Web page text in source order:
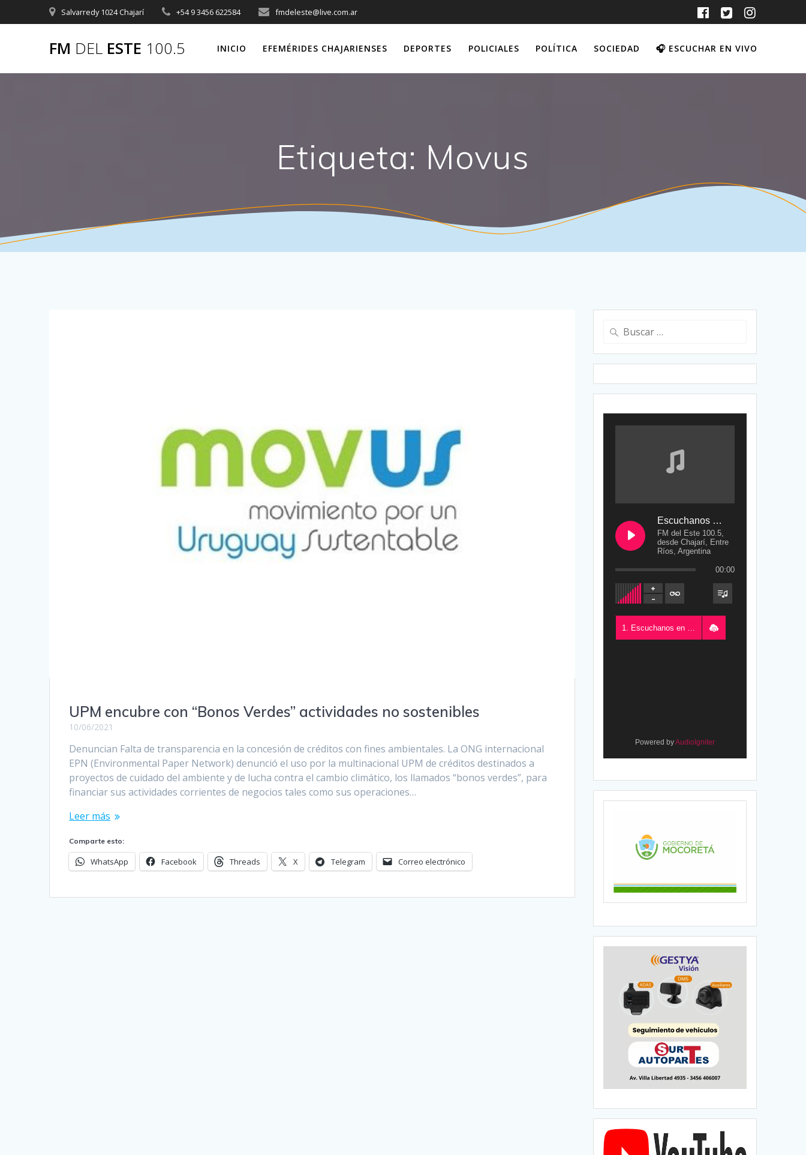
al
Salvarredy 1024 Chajarí +54 9 3456 622584 fmdeleste@live.com.ar
FM DEL ESTE 100.5 INICIO EFEMÉRIDES CHAJARIENSES DEPORTES POLICIALES POLÍTICA SOCIEDAD 🎧 ESCUCHAR EN VIVO
Etiqueta: Movus
UPM encubre con “Bonos Verdes” actividades no sostenibles
10/06/2021
Denuncian Falta de transparencia en la concesión de créditos con fines ambientales. La ONG internacional
EPN (Environmental Paper Network) denunció el uso por la multinacional UPM de créditos destinados a
proyectos de cuidado del ambiente y de lucha contra el cambio climático, los llamados “bonos verdes”, para
financiar sus actividades corrientes de negocios tales como sus operaciones…
Leer más
Comparte esto:
WhatsApp Facebook Threads X Telegram Correo electrónico
Buscar:
Escuchanos en Vivo
FM del Este 100.5,
desde Chajarí, Entre
Ríos, Argentina
00:00
1. Escuchanos en Vivo - FM del Este 100.5, desde Chajarí, Entre Ríos, Argentina
Powered byAudioIgniter